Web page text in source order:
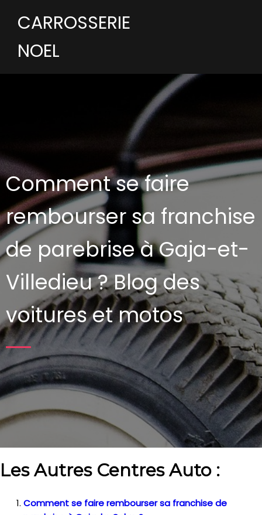
CARROSSERIE
NOEL
Comment se faire
rembourser sa franchise
de parebrise à Gaja-et-
Villedieu ?Blog des
voitures et motos
Les Autres Centres Auto :
Comment se faire rembourser sa franchise de